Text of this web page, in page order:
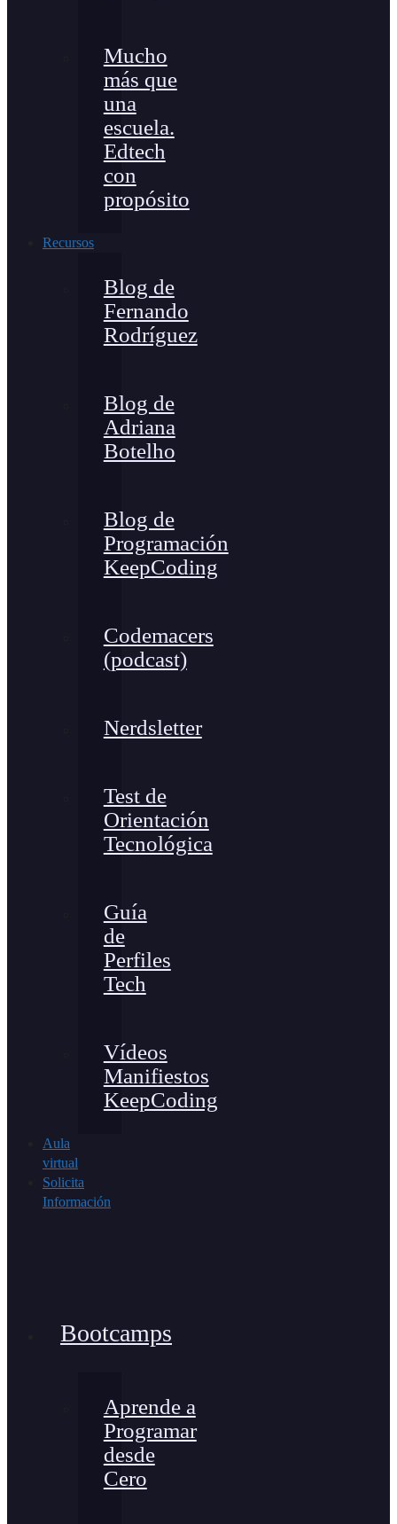
Mucho
más que
una
escuela.
Edtech
con
propósito
Recursos
Blog de
Fernando
Rodríguez
Blog de
Adriana
Botelho
Blog de
Programación
KeepCoding
Codemacers
(podcast)
Nerdsletter
Test de
Orientación
Tecnológica
Guía
de
Perfiles
Tech
Vídeos
Manifiestos
KeepCoding
Aula
virtual
Solicita
Información
Bootcamps
Aprende a
Programar
desde
Cero